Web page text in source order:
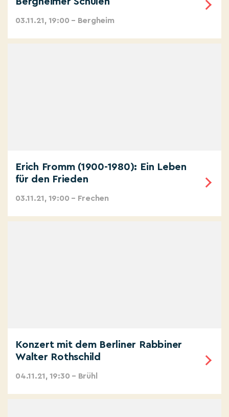
03.11.21, 19:00 – Bergheim
Erich Fromm (1900-1980): Ein Leben
für den Frieden
03.11.21, 19:00 – Frechen
Konzert mit dem Berliner Rabbiner
Walter Rothschild
04.11.21, 19:30 – Brühl